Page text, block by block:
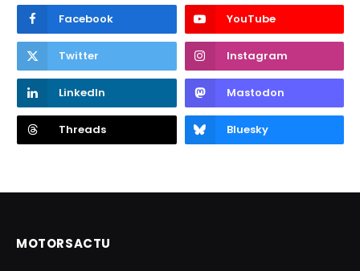
Facebook YouTube
Twitter Instagram
LinkedIn Mastodon
Threads Bluesky
MOTORSACTU